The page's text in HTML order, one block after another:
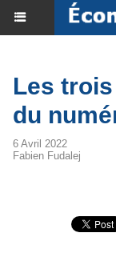
Les
du
6 Avril 2022
Fabien Fudalej